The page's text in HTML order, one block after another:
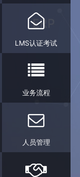
LMS认证考试
业务流程
人员管理